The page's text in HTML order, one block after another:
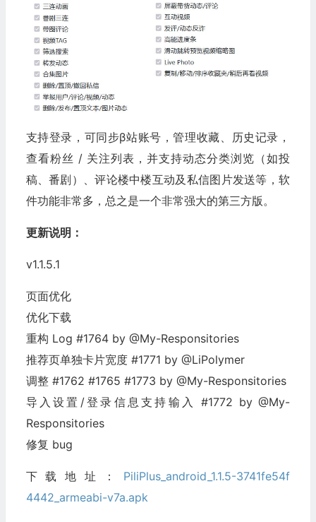
支持登录，可同步β站账号，管理收藏、历史记录，
查看粉丝 / 关注列表，并支持动态分类浏览（如投
稿、番剧）、评论楼中楼互动及私信图片发送等，软
件功能非常多，总之是一个非常强大的第三方版。
更新说明：
v1.1.5.1
页面优化
优化下载
重构 Log #1764 by @My-Responsitories
推荐页单独卡片宽度 #1771 by @LiPolymer
调整 #1762 #1765 #1773 by @My-Responsitories
导入设置/登录信息支持输入 #1772 by @My-
Responsitories
修复 bug
下载地址： PiliPlus_android_1.1.5-3741fe54f
4442_armeabi-v7a.apk